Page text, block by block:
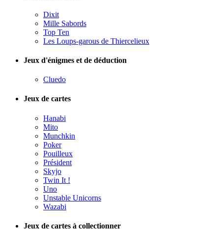
Dixit
Mille Sabords
Top Ten
Les Loups-garous de Thiercelieux
Jeux d'énigmes et de déduction
Cluedo
Jeux de cartes
Hanabi
Mito
Munchkin
Poker
Pouilleux
Président
Skyjo
Twin It !
Uno
Unstable Unicorns
Wazabi
Jeux de cartes à collectionner